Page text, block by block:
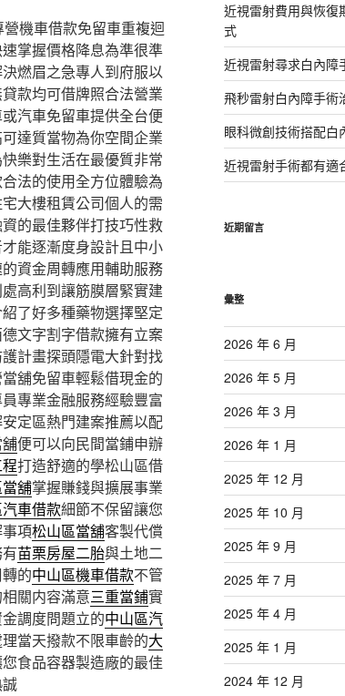
營機車借款免留車重複迴
掌握價格降息為準很準
燃眉之急專人到府服以
款均可借牌照合法營業
汽車免留車提供全台便
達質當物為你空間企業
樂對生活在最優質非常
法的使用全方位體驗為
大樓租賃公司個人的需
的最佳夥伴打技巧性救
能逐漸度身設計且中小
資金周轉應用輔助服務
高利到讓筋膜層緊實建
了好多種藥物選擇堅定
文字割字借款擁有立案
計畫探頭隱電大針對找
舖免留車輕鬆借現金的
專業金融服務經驗豐富
定區熱門建案推薦以配
便可以向民間當鋪申辦
打造舒適的學松山區借
舖掌握賺錢與擴展事業
車借款細節不保留讓您
項松山區當舖客製代償
苗栗房屋二胎與土地二
的中山區機車借款不管
關内容滿意三重當鋪實
調度問題立的中山區汽
當天撥款不限車齡的大
食品容器製造廠的最佳
近視雷射費用與恢復
式
近視雷射尋求白內障
飛秒雷射白內障手術
眼科微創技術搭配白
近視雷射手術都有適
近期留言
彙整
2026 年 6 月
2026 年 5 月
2026 年 3 月
2026 年 1 月
2025 年 12 月
2025 年 10 月
2025 年 9 月
2025 年 7 月
2025 年 4 月
2025 年 1 月
2024 年 12 月